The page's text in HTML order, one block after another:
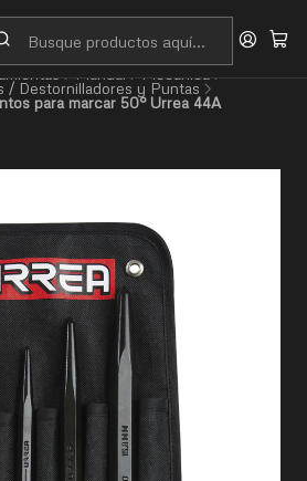
/ Destornilladores y Puntas
para marcar 50° Urrea 44A